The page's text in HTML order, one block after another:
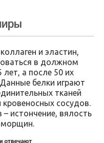
и эластин,
в должном
лет, а после 50 их
белки играют
тканей
сосудов.
– истончение, вялость